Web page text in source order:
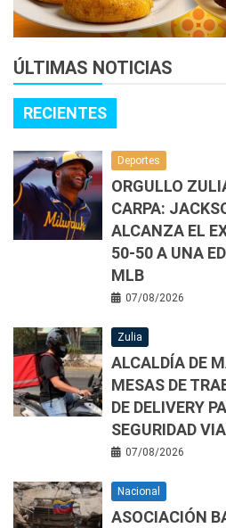
ÚLTIMAS NOTICIAS
RECIENTES
Deportes
ORGULLO
CARPA:
ALCANZA EL
50-50 A UNA
MLB
07/08/2026
Zulia
ALCALDÍA DE
MESAS DE
DE DELIVERY
SEGURIDAD
07/08/2026
Nacional
ASOCIACIÓN